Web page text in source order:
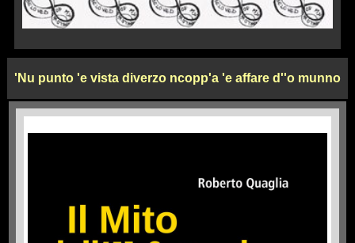
'Nu punto 'e vista diverzo ncopp'a 'e affare d''o munno